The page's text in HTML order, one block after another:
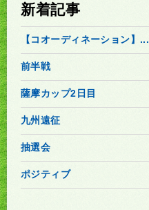
新着記事
【コオーディネーション】...
前半戦
薩摩カップ2日目
九州遠征
抽選会
ポジティブ